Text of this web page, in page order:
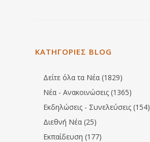
ΚΑΤΗΓΟΡΙΕΣ BLOG
Δείτε όλα τα Νέα (1829)
Νέα - Ανακοινώσεις (1365)
Εκδηλώσεις - Συνελεύσεις (154)
Διεθνή Νέα (25)
Εκπαίδευση (177)